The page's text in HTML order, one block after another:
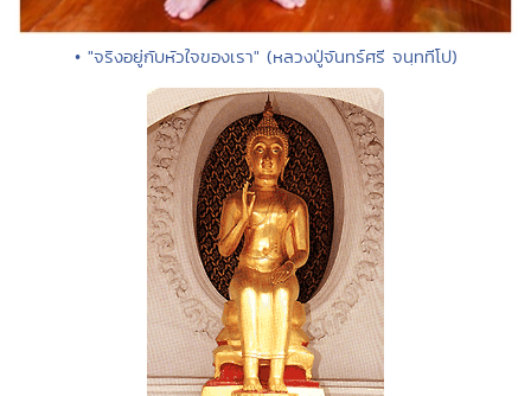
• "จริงอยู่กับหัวใจของเรา" (หลวงปู่จันทร์ศรี จนฺททีโป)